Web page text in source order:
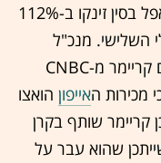
החששות מסין מנופחים - מכירות אפל בסין זינקו ב-112%
השלישי. מנכ"ל
החברה, טים קוק, שיתף אמש את ג'ים קריימר מ-CNBC
מכירות האייפון הואצו
קריימר שותף בקרן
שהוא עבר על